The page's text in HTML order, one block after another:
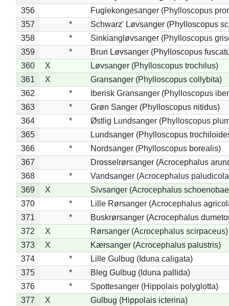
356
Fuglekongesanger (Phylloscopus
357
*
Schwarz' Løvsanger (Phylloscopus
358
*
Sinkiangløvsanger (Phylloscopus
359
*
Brun Løvsanger (Phylloscopus
360
X
Løvsanger (Phylloscopus trochilus)
361
X
Gransanger (Phylloscopus collybita)
362
*
Iberisk Gransanger (Phylloscopus
363
*
Grøn Sanger (Phylloscopus nitidus)
364
*
Østlig Lundsanger (Phylloscopus
365
Lundsanger (Phylloscopus
366
*
Nordsanger (Phylloscopus borealis)
367
Drosselrørsanger (Acrocephalus
368
*
Vandsanger (Acrocephalus
369
X
Sivsanger (Acrocephalus
370
*
Lille Rørsanger (Acrocephalus
371
*
Buskrørsanger (Acrocephalus
372
X
Rørsanger (Acrocephalus scirpaceus)
373
X
Kærsanger (Acrocephalus palustris)
374
*
Lille Gulbug (Iduna caligata)
375
*
Bleg Gulbug (Iduna pallida)
376
*
Spottesanger (Hippolais polyglotta)
377
X
Gulbug (Hippolais icterina)